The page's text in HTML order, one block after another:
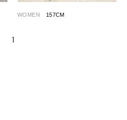
WOMEN 157CM
1